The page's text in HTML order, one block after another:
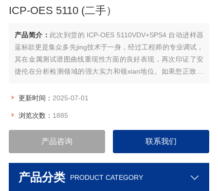
ICP-OES 5110 (二手）
产品简介： 此次到货的 ICP-OES 5110VDV+SPS4 自动进样器
蓝标款更是集众多先jing技术于一身，经过工程师的专业调试，
其在金属测试谱图曲线重现性方面的良好表现，再次印证了安
捷伦在分析检测领域的强大实力和领xian地位。如果您正致力
VDV+SPS4 自动进样器蓝标款将是您不可少的得力助手~精
更新时间： 2025-07-01
浏览次数： 1885
产品咨询 联系我们
产品分类 PRODUCT CATEGORY